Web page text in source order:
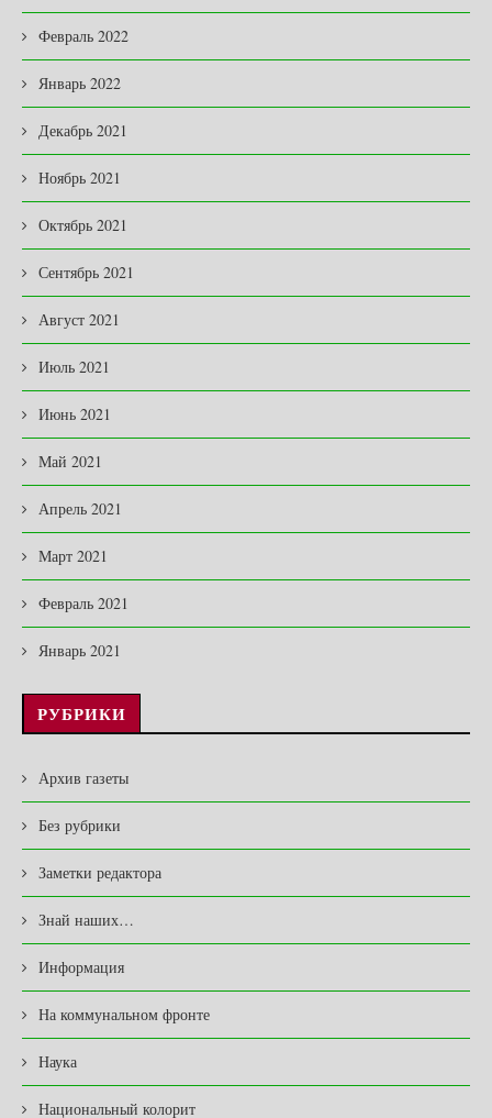
Февраль 2022
Январь 2022
Декабрь 2021
Ноябрь 2021
Октябрь 2021
Сентябрь 2021
Август 2021
Июль 2021
Июнь 2021
Май 2021
Апрель 2021
Март 2021
Февраль 2021
Январь 2021
РУБРИКИ
Архив газеты
Без рубрики
Заметки редактора
Знай наших…
Информация
На коммунальном фронте
Наука
Национальный колорит